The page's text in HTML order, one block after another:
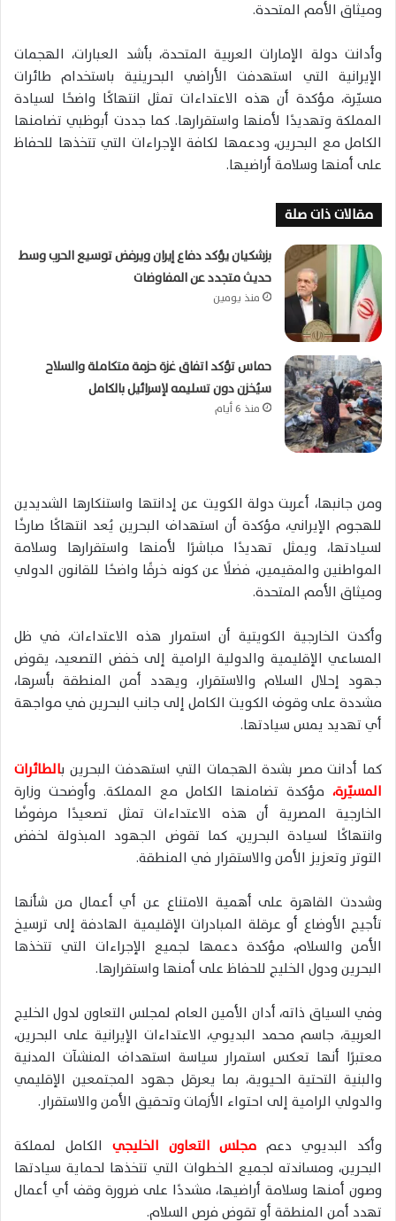
وميثاق الأمم المتحدة.
وأدانت دولة الإمارات العربية المتحدة، بأشد العبارات، الهجمات
الإيرانية التي استهدفت الأراضي البحرينية باستخدام طائرات
مسيّرة، مؤكدة أن هذه الاعتداءات تمثل انتهاكًا واضحًا لسيادة
المملكة وتهديدًا لأمنها واستقرارها. كما جددت أبوظبي تضامنها
الكامل مع البحرين، ودعمها لكافة الإجراءات التي تتخذها للحفاظ
على أمنها وسلامة أراضيها.
مقالات ذات صلة
بزشكيان يؤكد دفاع إيران ويرفض توسيع الحرب وسط
حديث متجدد عن المفاوضات
منذ يومين
حماس تؤكد اتفاق غزة حزمة متكاملة والسلاح
سيُخزن دون تسليمه لإسرائيل بالكامل
منذ 6 أيام
ومن جانبها، أعربت دولة الكويت عن إدانتها واستنكارها الشديدين
للهجوم الإيراني، مؤكدة أن استهداف البحرين يُعد انتهاكًا صارخًا
لسيادتها، ويمثل تهديدًا مباشرًا لأمنها واستقرارها وسلامة
المواطنين والمقيمين، فضلًا عن كونه خرقًا واضحًا للقانون الدولي
وميثاق الأمم المتحدة.
وأكدت الخارجية الكويتية أن استمرار هذه الاعتداءات، في ظل
المساعي الإقليمية والدولية الرامية إلى خفض التصعيد، يقوض
جهود إحلال السلام والاستقرار، ويهدد أمن المنطقة بأسرها،
مشددة على وقوف الكويت الكامل إلى جانب البحرين في مواجهة
أي تهديد يمس سيادتها.
كما أدانت مصر بشدة الهجمات التي استهدفت البحرين بالطائرات
المسيّرة، مؤكدة تضامنها الكامل مع المملكة. وأوضحت وزارة
الخارجية المصرية أن هذه الاعتداءات تمثل تصعيدًا مرفوضًا
وانتهاكًا لسيادة البحرين، كما تقوض الجهود المبذولة لخفض
التوتر وتعزيز الأمن والاستقرار في المنطقة.
وشددت القاهرة على أهمية الامتناع عن أي أعمال من شأنها
تأجيج الأوضاع أو عرقلة المبادرات الإقليمية الهادفة إلى ترسيخ
الأمن والسلام، مؤكدة دعمها لجميع الإجراءات التي تتخذها
البحرين ودول الخليج للحفاظ على أمنها واستقرارها.
وفي السياق ذاته، أدان الأمين العام لمجلس التعاون لدول الخليج
العربية، جاسم محمد البديوي، الاعتداءات الإيرانية على البحرين،
معتبرًا أنها تعكس استمرار سياسة استهداف المنشآت المدنية
والبنية التحتية الحيوية، بما يعرقل جهود المجتمعين الإقليمي
والدولي الرامية إلى احتواء الأزمات وتحقيق الأمن والاستقرار.
وأكد البديوي دعم مجلس التعاون الخليجي الكامل لمملكة
البحرين، ومساندته لجميع الخطوات التي تتخذها لحماية سيادتها
وصون أمنها وسلامة أراضيها، مشددًا على ضرورة وقف أي أعمال
تهدد أمن المنطقة أو تقوض فرص السلام.